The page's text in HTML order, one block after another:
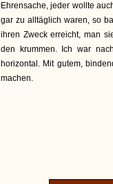
Ehrensache, jeder wollte
gar zu alltäglich waren, so
ihren Zweck erreicht, man
den krummen. Ich war
horizontal. Mit gutem,
machen.